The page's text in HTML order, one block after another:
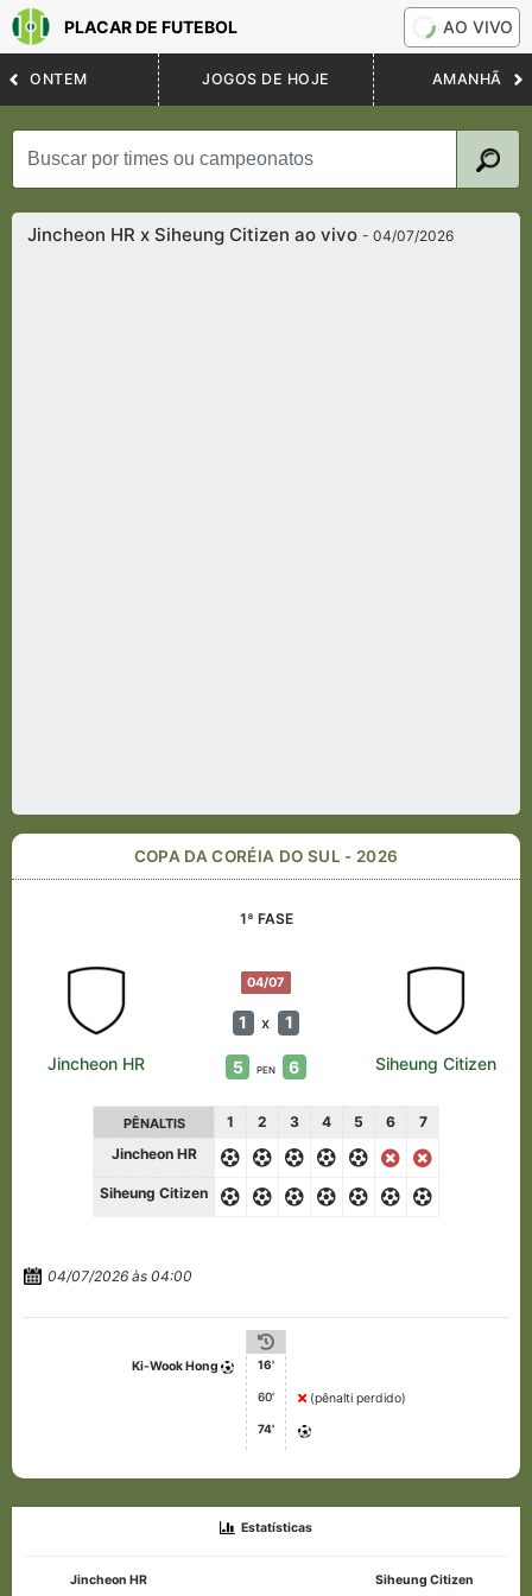
PLACAR DE FUTEBOL AO VIVO
ONTEM JOGOS DE HOJE AMANHÃ
Jincheon HR x Siheung Citizen ao vivo- 04/07/2026
COPA DA CORÉIA DO SUL - 2026
1ª FASE
04/07
1 x 1
Jincheon HR 5 PEN 6 Siheung Citizen
PÊNALTIS 1 2 3 4 5 6
7
Jincheon HR
Siheung Citizen
04/07/2026 às 04:00
Ki-Wook Hong 16'
60' (pênalti perdido)
74'
Estatísticas
Jincheon HR Siheung Citizen